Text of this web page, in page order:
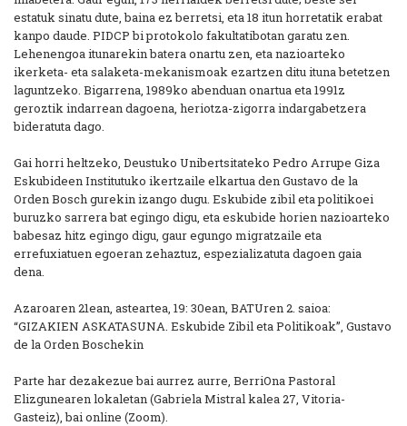
estatuk sinatu dute, baina ez berretsi, eta 18 itun horretatik erabat
kanpo daude. PIDCP bi protokolo fakultatibotan garatu zen.
Lehenengoa itunarekin batera onartu zen, eta nazioarteko
ikerketa- eta salaketa-mekanismoak ezartzen ditu ituna betetzen
laguntzeko. Bigarrena, 1989ko abenduan onartua eta 1991z
geroztik indarrean dagoena, heriotza-zigorra indargabetzera
bideratuta dago.
Gai horri heltzeko, Deustuko Unibertsitateko Pedro Arrupe Giza
Eskubideen Institutuko ikertzaile elkartua den Gustavo de la
Orden Bosch gurekin izango dugu. Eskubide zibil eta politikoei
buruzko sarrera bat egingo digu, eta eskubide horien nazioarteko
babesaz hitz egingo digu, gaur egungo migratzaile eta
errefuxiatuen egoeran zehaztuz, espezializatuta dagoen gaia
dena.
Azaroaren 21ean, asteartea, 19: 30ean, BATUren 2. saioa:
“GIZAKIEN ASKATASUNA. Eskubide Zibil eta Politikoak”, Gustavo
de la Orden Boschekin
Parte har dezakezue bai aurrez aurre, BerriOna Pastoral
Elizgunearen lokaletan (Gabriela Mistral kalea 27, Vitoria-
Gasteiz), bai online (Zoom).